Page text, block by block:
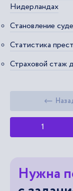
Нидерландах
Становление
Статистика
Страховой стаж
1
Нужна